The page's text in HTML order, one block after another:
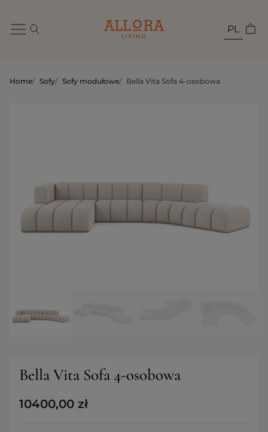
PL
Home/ Sofy/ Sofy modułowe/ Bella Vita Sofa 4-osobowa
Bella Vita Sofa 4-osobowa
10400,00 zł